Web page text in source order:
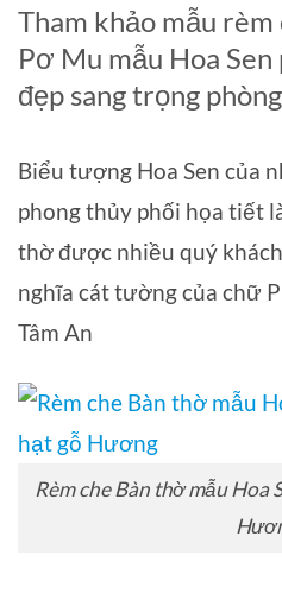
Tham khảo mẫu
Pơ Mu mẫu Hoa
đẹp sang trọng
Biểu tượng Hoa Sen của
phong thủy phối họa tiết
thờ được nhiều quý
nghĩa cát tường của chữ
Tâm An
Rèm che Bàn thờ mẫu Hoa